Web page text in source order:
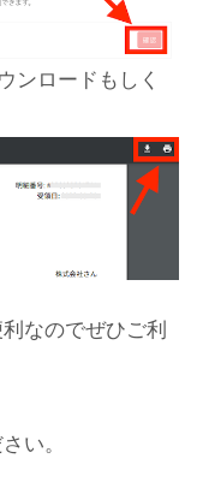
ンロードもしく
なのでぜひご利
い。